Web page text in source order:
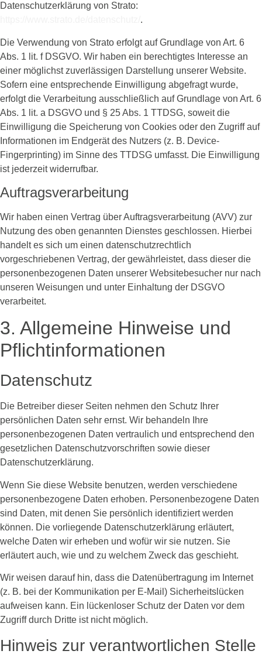
Datenschutzerklärung von Strato:
.
Die Verwendung von Strato erfolgt auf Grundlage von Art. 6
Abs. 1 lit. f DSGVO. Wir haben ein berechtigtes Interesse an
einer möglichst zuverlässigen Darstellung unserer Website.
Sofern eine entsprechende Einwilligung abgefragt wurde,
erfolgt die Verarbeitung ausschließlich auf Grundlage von Art. 6
Abs. 1 lit. a DSGVO und § 25 Abs. 1 TTDSG, soweit die
Einwilligung die Speicherung von Cookies oder den Zugriff auf
Informationen im Endgerät des Nutzers (z. B. Device-
Fingerprinting) im Sinne des TTDSG umfasst. Die Einwilligung
ist jederzeit widerrufbar.
Auftragsverarbeitung
Wir haben einen Vertrag über Auftragsverarbeitung (AVV) zur
Nutzung des oben genannten Dienstes geschlossen. Hierbei
handelt es sich um einen datenschutzrechtlich
vorgeschriebenen Vertrag, der gewährleistet, dass dieser die
personenbezogenen Daten unserer Websitebesucher nur nach
unseren Weisungen und unter Einhaltung der DSGVO
verarbeitet.
3. Allgemeine Hinweise und
Pflicht­informationen
Datenschutz
Die Betreiber dieser Seiten nehmen den Schutz Ihrer
persönlichen Daten sehr ernst. Wir behandeln Ihre
personenbezogenen Daten vertraulich und entsprechend den
gesetzlichen Datenschutzvorschriften sowie dieser
Datenschutzerklärung.
Wenn Sie diese Website benutzen, werden verschiedene
personenbezogene Daten erhoben. Personenbezogene Daten
sind Daten, mit denen Sie persönlich identifiziert werden
können. Die vorliegende Datenschutzerklärung erläutert,
welche Daten wir erheben und wofür wir sie nutzen. Sie
erläutert auch, wie und zu welchem Zweck das geschieht.
Wir weisen darauf hin, dass die Datenübertragung im Internet
(z. B. bei der Kommunikation per E-Mail) Sicherheitslücken
aufweisen kann. Ein lückenloser Schutz der Daten vor dem
Zugriff durch Dritte ist nicht möglich.
Hinweis zur verantwortlichen Stelle